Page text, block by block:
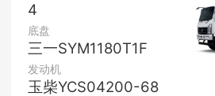
4
底盘
三一SYM1180T1F
发动机
玉柴YCS04200-68